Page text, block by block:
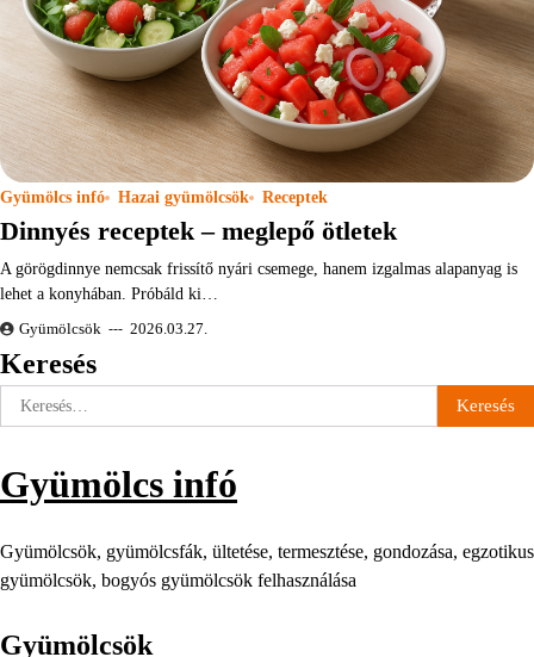
Gyümölcs infó Hazai gyümölcsök Receptek
Dinnyés receptek – meglepő ötletek
A görögdinnye nemcsak frissítő nyári csemege, hanem izgalmas alapanyag is
lehet a konyhában. Próbáld ki…
Gyümölcsök 2026.03.27.
Keresés
Keresés:
Gyümölcs infó
Gyümölcsök, gyümölcsfák, ültetése, termesztése, gondozása, egzotikus
gyümölcsök, bogyós gyümölcsök felhasználása
Gyümölcsök